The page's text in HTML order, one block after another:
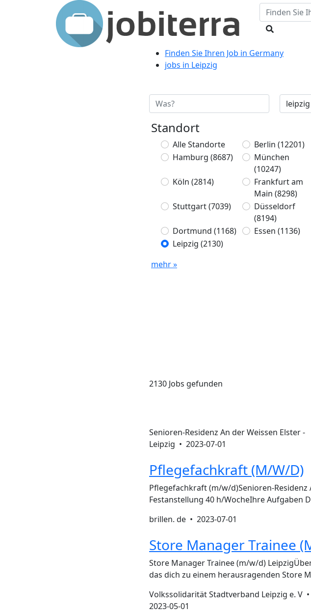
Finden Sie Ihren Job in Germany
jobs in Leipzig
Standort
Alle Standorte Berlin (12201)
Hamburg (8687)
München
(10247)
Köln (2814)
Frankfurt am
Main (8298)
Stuttgart(7039)
Düsseldorf
(8194)
Dortmund (1168) Essen (1136)
Leipzig (2130)
mehr »
2130 Jobs gefunden
Senioren-Residenz An der Weissen Elster -
Leipzig • 2023-07-01
Pflegefachkraft (M/W/D)
Pflegefachkraft (m/w/d)Senioren-Residenz
Festanstellung 40 h/WocheIhre Aufgaben
brillen. de • 2023-07-01
Store Manager Trainee
Store Manager Trainee (m/w/d)
das dich zu einem herausragenden Store
Volkssolidarität Stadtverband Leipzig e. V •
2023-05-01